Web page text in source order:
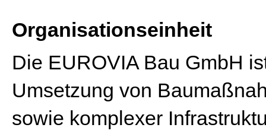
Organisationseinheit
Die EUROVIA Bau GmbH
Umsetzung von
sowie komplexer